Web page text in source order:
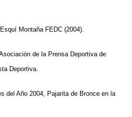
Montaña FEDC (2004).
de la Prensa Deportiva de
Deportiva.
del Año 2004, Pajarita de Bronce en la